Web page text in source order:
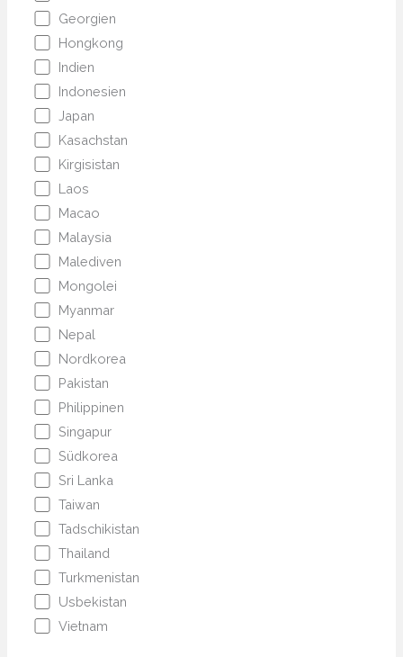
Georgien
Hongkong
Indien
Indonesien
Japan
Kasachstan
Kirgisistan
Laos
Macao
Malaysia
Malediven
Mongolei
Myanmar
Nepal
Nordkorea
Pakistan
Philippinen
Singapur
Südkorea
Sri Lanka
Taiwan
Tadschikistan
Thailand
Turkmenistan
Usbekistan
Vietnam